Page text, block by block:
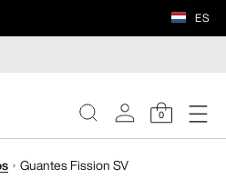
ES
0
Guantes Fission SV